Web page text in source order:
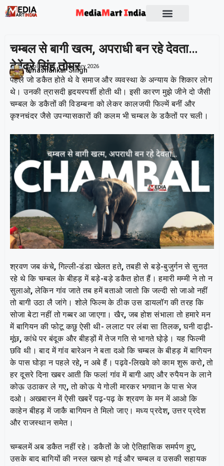
चम्बल से बागी खत्म, अपराधी बन रहे देवता…
देवेंद्रे सिंह तोमर
Umashankar Singh
Publish On: 1 February 2026
पहले जो डकैत होते थे वे समाज और व्यवस्था के अन्याय के शिकार लोग
थे। उनकी त्रासदी हृदयस्पर्शी होती थी। इसी कारण मुझे जीने दो जैसी
चम्बल के डकैतों की विडम्बना को लेकर कालजयी फिल्में बनीं और
कृश्नचंदर जैसे उपन्यासकारों की कलम भी चम्बल के डकैतों पर चली।
श्रवण जब कंचे,गिल्ली-डंडा खेलत हते,तबही से बड़े-बुजुर्गन से सुनत
रहे थे कि चम्बल के बीहड़ में बड़े-बड़े डकैत होत हैं। हमारी मम्मी ने तो न
सुलाओ,लेकिन गांव जाते तब हमें बताओ जातो कि जल्दी सो जाओ नहीं
तो बागी उठा लै जांगे। शोले फिल्म के ठीक उस डायलॉग की तरह कि
सोजा बेटा नहीं तो गब्बर आ जाएगा। खैर,जब होश संभाला तो हमारे मन
में बागियन की फोटू कछु ऐसी थी- ललाट पर लंबा सा तिलक,घनी दाढ़ी-
मूंछ,कांधे पर बंदूक और बीहड़ों में तेज गति से भागते घो़ड़े। यह फिल्मी
छवि थी। बाद में गांव बारेअन ने बता दओ कि चम्बल के बीहड़ में बागियन
के पास घोड़ा न पहले रहे,न अबे हैं। पढ़वे-लिखवे को काम शुरू करो,तो
हर दूसरे दिना खबर आती कि फलां गांव में बागी आए और रुपैयन के लाने
कोऊ उठाकर ले गए,तो कोऊ ये गोली मारकर भगवान के पास भेज
दओ। अखबारन में ऐसी खबरें पढ़-पढ़ के श्रवण के मन में आओ कि
काहेन बीहड़ में जाकै बागियन ते मिलो जाए। मध्य प्रदेश,उत्तर प्रदेश
और राजस्थान समेत।
चम्बलमें अब डकैत नहीं रहे। डकैतों के जो ऐतिहासिक समर्पण हुए,
उसके बाद बागियों की नस्ल खत्म हो गई और चम्बल व उसकी सहायक